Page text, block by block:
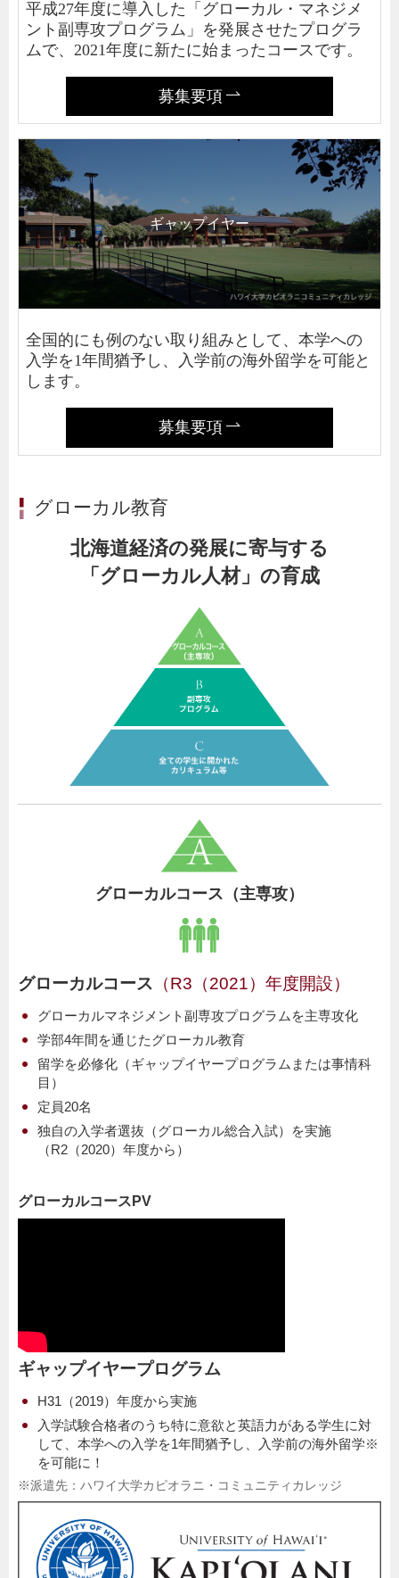
平成27年度に導入した「グローカル・マネジメ
ント副専攻プログラム」を発展させたプログラ
ムで、2021年度に新たに始まったコースです。
募集要項
ギャップイヤー
全国的にも例のない取り組みとして、本学への
入学を1年間猶予し、入学前の海外留学を可能と
します。
募集要項
グローカル教育
北海道経済の発展に寄与する
「グローカル人材」の育成
グローカルコース （主専攻）
グローカルコース （R3（2021）年度開設）
グローカルマネジメント副専攻プログラムを主専攻化
学部4年間を通じたグローカル教育
留学を必修化（ギャップイヤープログラムまたは事情科
目）
定員20名
独自の入学者選抜（グローカル総合入試）を実施
（R2（2020）年度から）
グローカルコースPV
ギャップイヤープログラム
H31（2019）年度から実施
入学試験合格者のうち特に意欲と英語力がある学生に対
して、本学への入学を1年間猶予し、入学前の海外留学※
を可能に！
※派遣先：ハワイ大学カピオラニ・コミュニティカレッジ